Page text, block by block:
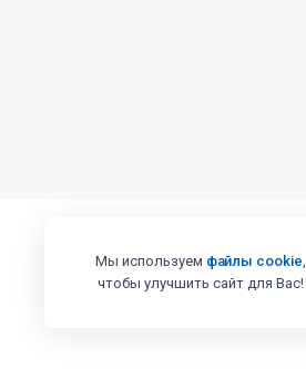
Мы используем файлы cookie,
чтобы улучшить сайт для Вас!